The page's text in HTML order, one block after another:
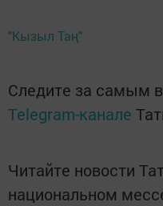
"Кызыл Таң"
Следите за самым
Telegram-канале
Читайте новости
национальном